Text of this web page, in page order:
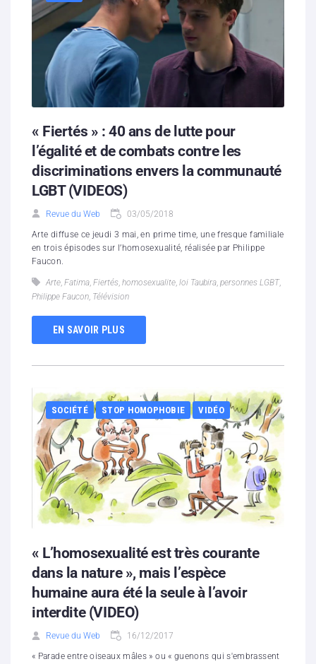
Partenaires
Contacts
Hébergement solidaire
« Fiertés » : 40 ans de lutte pour
l’égalité et de combats contre les
discriminations envers la communauté
LGBT (VIDEOS)
Revue du Web 03/05/2018
Arte diffuse ce jeudi 3 mai, en prime time, une fresque familiale
en trois épisodes sur l’homosexualité, réalisée par Philippe
Faucon.
Arte, Fatima, Fiertés, homosexualite, loi Taubira, personnes LGBT,
Philippe Faucon, Télévision
EN SAVOIR PLUS
SOCIÉTÉ STOP HOMOPHOBIE VIDÉO
« L’homosexualité est très courante
dans la nature », mais l’espèce
humaine aura été la seule à l’avoir
interdite (VIDEO)
Revue du Web 16/12/2017
« Parade entre oiseaux mâles » ou « guenons qui s'embrassent